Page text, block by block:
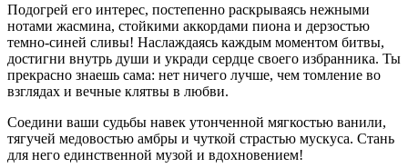
Подогрей его интерес, постепенно раскрываясь нежными
нотами жасмина, стойкими аккордами пиона и дерзостью
темно-синей сливы! Наслаждаясь каждым моментом битвы,
достигни внутрь души и укради сердце своего избранника. Ты
прекрасно знаешь сама: нет ничего лучше, чем томление во
взглядах и вечные клятвы в любви.
Соедини ваши судьбы навек утонченной мягкостью ванили,
тягучей медовостью амбры и чуткой страстью мускуса. Стань
для него единственной музой и вдохновением!